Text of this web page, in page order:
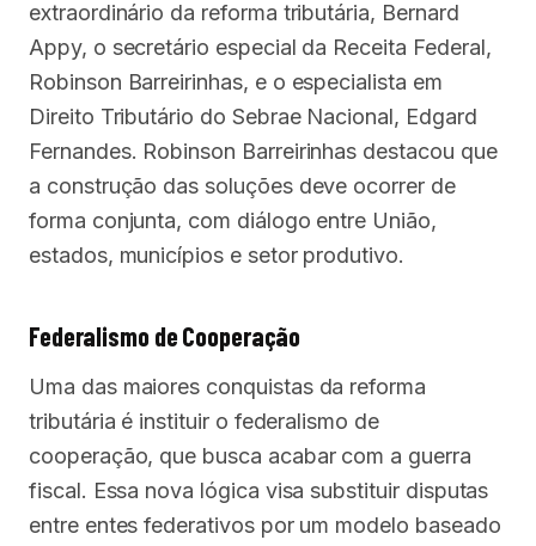
extraordinário da reforma tributária, Bernard
Appy, o secretário especial da Receita Federal,
Robinson Barreirinhas, e o especialista em
Direito Tributário do Sebrae Nacional, Edgard
Fernandes. Robinson Barreirinhas destacou que
a construção das soluções deve ocorrer de
forma conjunta, com diálogo entre União,
estados, municípios e setor produtivo.
Federalismo de Cooperação
Uma das maiores conquistas da reforma
tributária é instituir o federalismo de
cooperação, que busca acabar com a guerra
fiscal. Essa nova lógica visa substituir disputas
entre entes federativos por um modelo baseado